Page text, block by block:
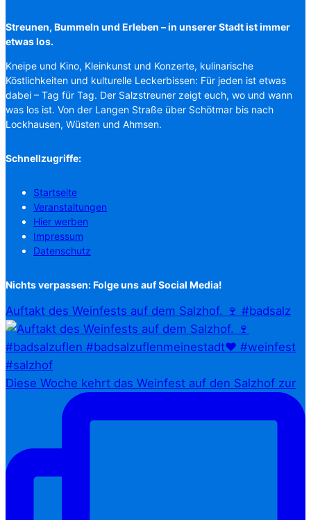
Streunen, Bummeln und Erleben – in unserer Stadt ist immer
etwas los.
Kneipe und Kino, Kleinkunst und Konzerte, kulinarische
Köstlichkeiten und kulturelle Leckerbissen: Für jeden ist etwas
dabei – Tag für Tag. Der Salzstreuner zeigt euch, wo und wann
was los ist. Von der Langen Straße über Schötmar bis nach
Lockhausen, Wüsten und Ahmsen.
Schnellzugriffe:
Startseite
Veranstaltungen
Hier werben
Impressum
Datenschutz
Nichts verpassen: Folge uns auf Social Media!
Auftakt des Weinfests auf dem Salzhof. 🍷 #badsalz
Diese Woche kehrt das Weinfest auf den Salzhof zur